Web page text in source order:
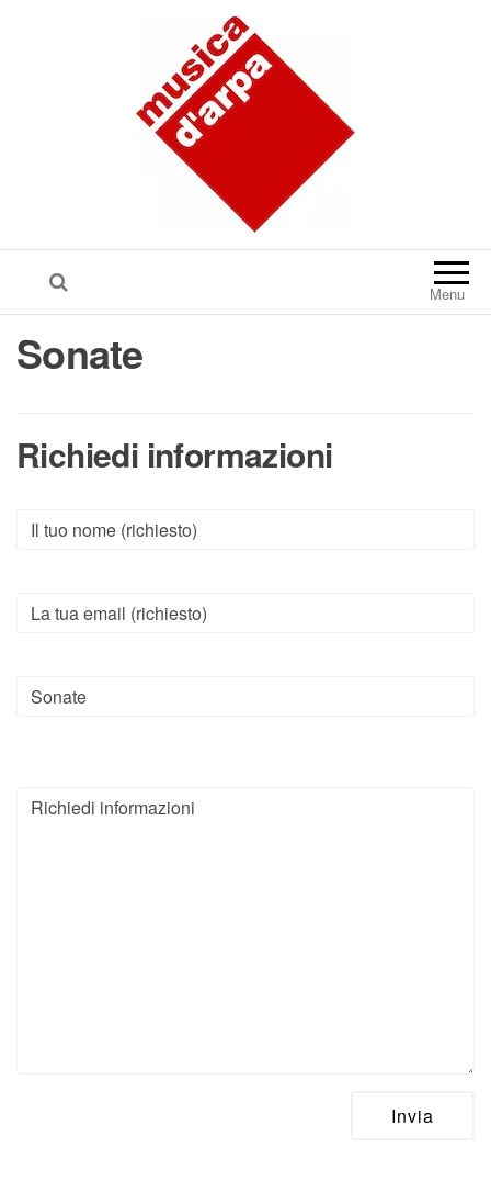
Menu
Sonate
Richiedi informazioni